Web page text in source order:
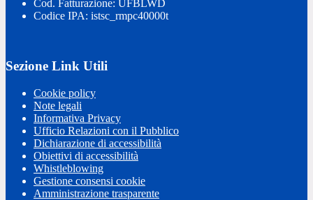
Cod. Fatturazione: UFBLWD
Codice IPA: istsc_rmpc40000t
Sezione Link Utili
Cookie policy
Note legali
Informativa Privacy
Ufficio Relazioni con il Pubblico
Dichiarazione di accessibilità
Obiettivi di accessibilità
Whistleblowing
Gestione consensi cookie
Amministrazione trasparente